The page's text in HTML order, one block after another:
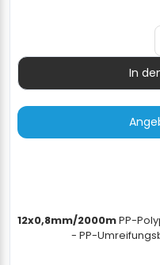
In
12x0,8mm/2000mPP-
- PP-